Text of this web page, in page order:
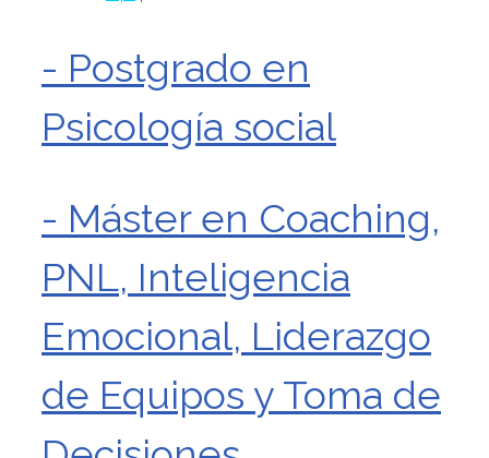
- Postgrado en
Psicología social
- Máster en Coaching,
PNL, Inteligencia
Emocional, Liderazgo
de Equipos y Toma de